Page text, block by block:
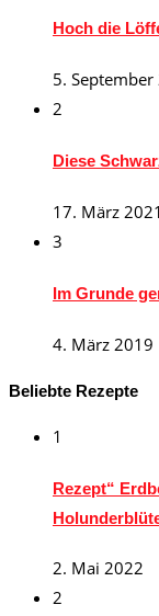
Hoch die
5. September
2
Diese
17. März 2021
3
Im Grunde
4. März 2019
Beliebte Rezepte
1
Rezept“
2. Mai 2022
2